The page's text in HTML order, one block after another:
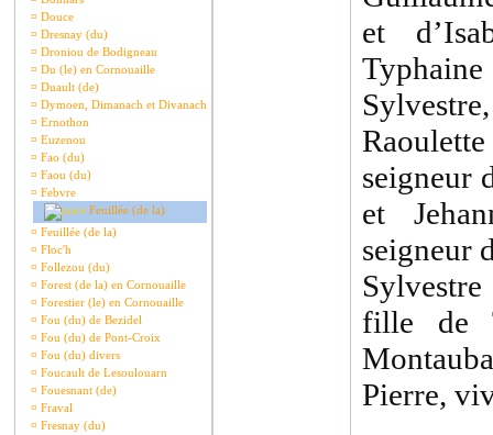
¤ Douce
¤ Dresnay (du)
¤ Droniou de Bodigneau
¤ Du (le) en Cornouaille
¤ Duault (de)
¤ Dymoen, Dimanach et Divanach
¤ Ernothon
¤ Euzenou
¤ Fao (du)
¤ Faou (du)
¤ Febvre
Feuillée (de la)
¤ Feuillée (de la)
¤ Floc'h
¤ Follezou (du)
¤ Forest (de la) en Cornouaille
¤ Forestier (le) en Cornouaille
¤ Fou (du) de Bezidel
¤ Fou (du) de Pont-Croix
¤ Fou (du) divers
¤ Foucault de Lesoulouarn
¤ Fouesnant (de)
¤ Fraval
¤ Fresnay (du)
et
seigneur
et
seigneur
fille de
Pierre,